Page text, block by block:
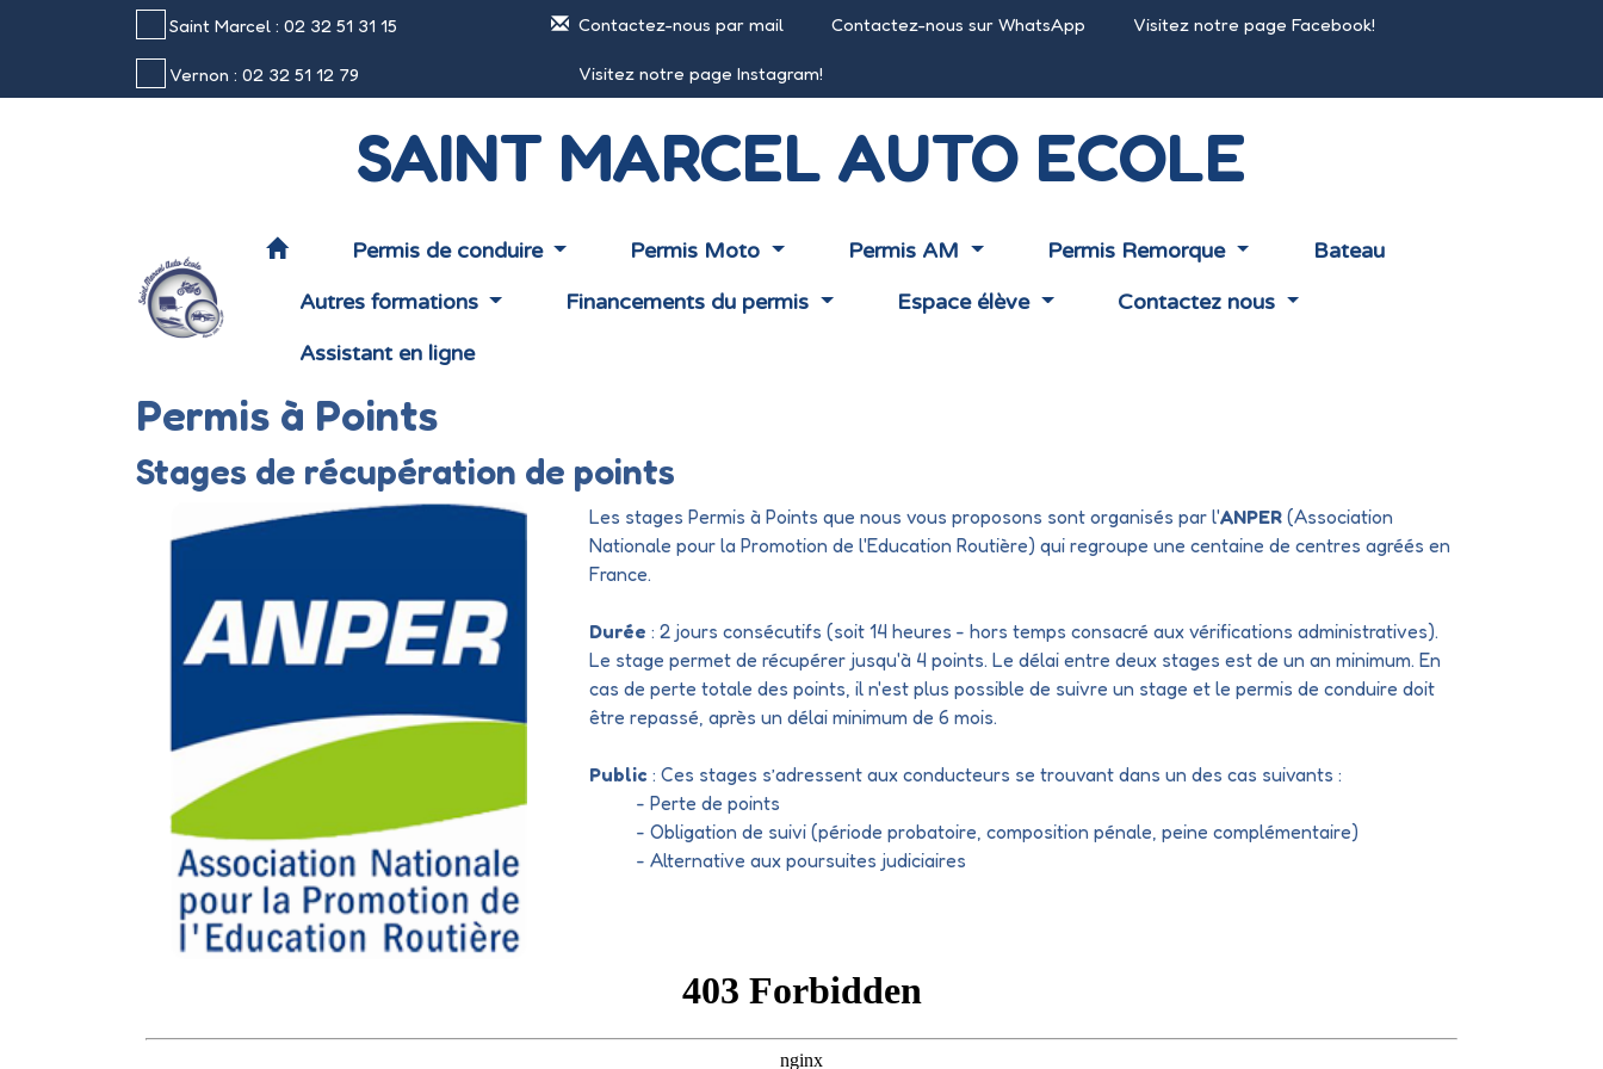
Panneau de gestion des cookiesSaint Marcel : 02 32 51 31 15
Vernon : 02 32 51 12 79
Contactez-nous par mail Contactez-nous sur WhatsApp Visitez notre page Facebook!
Visitez notre page Instagram!
SAINT MARCEL AUTO ECOLE
Permis de conduire Permis Moto Permis AM Permis Remorque
Bateau
Autres formations
Financements du permis Espace élève
Contactez nous
Assistant en ligne
Permis à Points
Stages de récupération de points
Les stages Permis à Points que nous vous proposons sont organisés par l'ANPER (Association
Nationale pour la Promotion de l'Education Routière) qui regroupe une centaine de centres agréés en
France.
Durée : 2 jours consécutifs (soit 14 heures - hors temps consacré aux vérifications administratives).
Le stage permet de récupérer jusqu'à 4 points. Le délai entre deux stages est de un an minimum. En
cas de perte totale des points, il n'est plus possible de suivre un stage et le permis de conduire doit
être repassé, après un délai minimum de 6 mois.
Public : Ces stages s’adressent aux conducteurs se trouvant dans un des cas suivants :
- Perte de points
- Obligation de suivi (période probatoire, composition pénale, peine complémentaire)
- Alternative aux poursuites judiciaires